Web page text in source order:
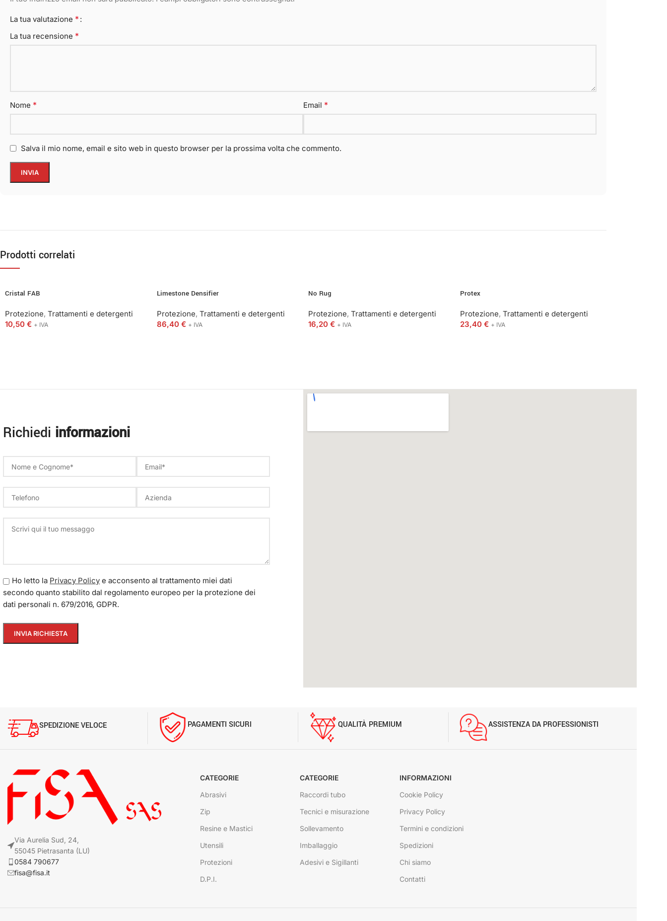
La tua valutazione *
La tua recensione *
Nome * Email *
Salva il mio nome, email e sito web in questo browser per la prossima volta che commento.
Prodotti correlati
Cristal FAB
Protezione, Trattamenti e detergenti
10,50 € + IVA
Limestone Densifier
Protezione, Trattamenti e detergenti
86,40 € + IVA
No Rug
Protezione, Trattamenti e detergenti
16,20 € + IVA
Protex
Protezione, Trattamenti e detergenti
23,40 € + IVA
Richiedi informazioni
Ho letto la Privacy Policy e acconsento al trattamento miei dati
secondo quanto stabilito dal regolamento europeo per la protezione dei
dati personali n. 679/2016, GDPR.
SPEDIZIONE VELOCE PAGAMENTI SICURI QUALITÀ PREMIUM ASSISTENZA DA PROFESSIONISTI
Via Aurelia Sud, 24,
55045 Pietrasanta (LU)
0584 790677
fisa@fisa.it
CATEGORIE
Abrasivi
Zip
Resine e Mastici
Utensili
Protezioni
D.P.I.
CATEGORIE
Raccordi tubo
Tecnici e misurazione
Sollevamento
Imballaggio
Adesivi e Sigillanti
INFORMAZIONI
Cookie Policy
Privacy Policy
Termini e condizioni
Spedizioni
Chi siamo
Contatti